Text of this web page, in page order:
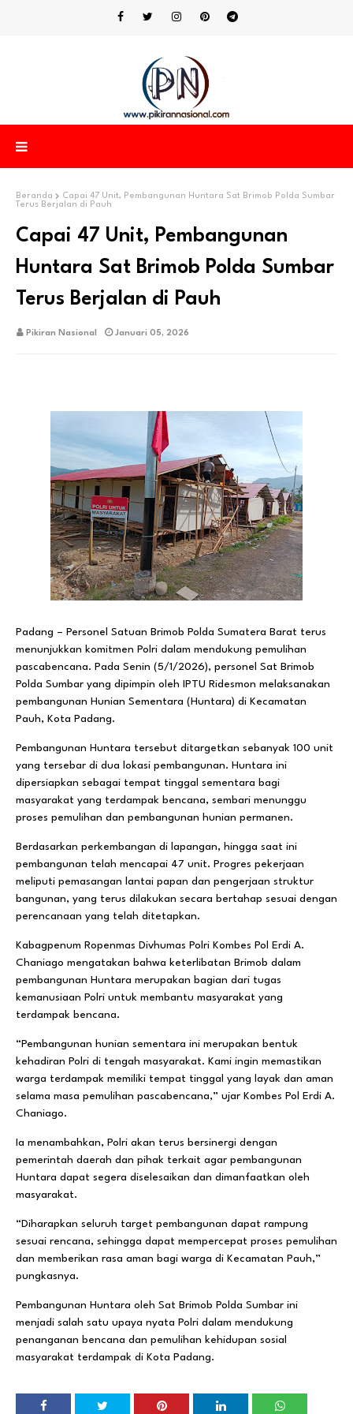
Beranda
Capai 47 Unit, Pembangunan Huntara Sat Brimob Polda Sumbar
Terus Berjalan di Pauh
Capai 47 Unit, Pembangunan
Huntara Sat Brimob Polda Sumbar
Terus Berjalan di Pauh
Pikiran Nasional Januari 05, 2026
Padang – Personel Satuan Brimob Polda Sumatera Barat terus
menunjukkan komitmen Polri dalam mendukung pemulihan
pascabencana. Pada Senin (5/1/2026), personel Sat Brimob
Polda Sumbar yang dipimpin oleh IPTU Ridesmon melaksanakan
pembangunan Hunian Sementara (Huntara) di Kecamatan
Pauh, Kota Padang.
Pembangunan Huntara tersebut ditargetkan sebanyak 100 unit
yang tersebar di dua lokasi pembangunan. Huntara ini
dipersiapkan sebagai tempat tinggal sementara bagi
masyarakat yang terdampak bencana, sembari menunggu
proses pemulihan dan pembangunan hunian permanen.
Berdasarkan perkembangan di lapangan, hingga saat ini
pembangunan telah mencapai 47 unit. Progres pekerjaan
meliputi pemasangan lantai papan dan pengerjaan struktur
bangunan, yang terus dilakukan secara bertahap sesuai dengan
perencanaan yang telah ditetapkan.
Kabagpenum Ropenmas Divhumas Polri Kombes Pol Erdi A.
Chaniago mengatakan bahwa keterlibatan Brimob dalam
pembangunan Huntara merupakan bagian dari tugas
kemanusiaan Polri untuk membantu masyarakat yang
terdampak bencana.
“Pembangunan hunian sementara ini merupakan bentuk
kehadiran Polri di tengah masyarakat. Kami ingin memastikan
warga terdampak memiliki tempat tinggal yang layak dan aman
selama masa pemulihan pascabencana,” ujar Kombes Pol Erdi A.
Chaniago.
Ia menambahkan, Polri akan terus bersinergi dengan
pemerintah daerah dan pihak terkait agar pembangunan
Huntara dapat segera diselesaikan dan dimanfaatkan oleh
masyarakat.
“Diharapkan seluruh target pembangunan dapat rampung
sesuai rencana, sehingga dapat mempercepat proses pemulihan
dan memberikan rasa aman bagi warga di Kecamatan Pauh,”
pungkasnya.
Pembangunan Huntara oleh Sat Brimob Polda Sumbar ini
menjadi salah satu upaya nyata Polri dalam mendukung
penanganan bencana dan pemulihan kehidupan sosial
masyarakat terdampak di Kota Padang.